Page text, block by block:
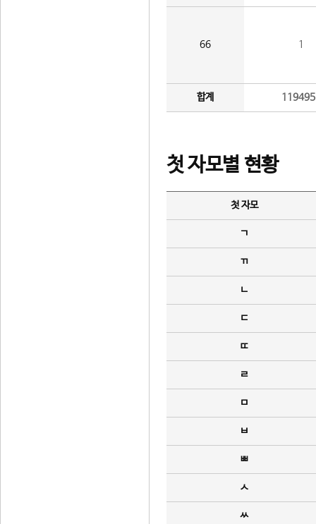
66 1
합계
첫 자모별 현황
첫 자모
ㄱ
ㄲ
ㄴ
ㄷ
ㄸ
ㄹ
ㅁ
ㅂ
ㅃ
ㅅ
ㅆ